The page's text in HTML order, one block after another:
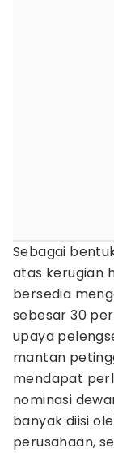
Sebagai
atas kerugian
bersedia
sebesar 30
upaya
mantan
mendapat
nominasi
banyak diisi
perusahaan,